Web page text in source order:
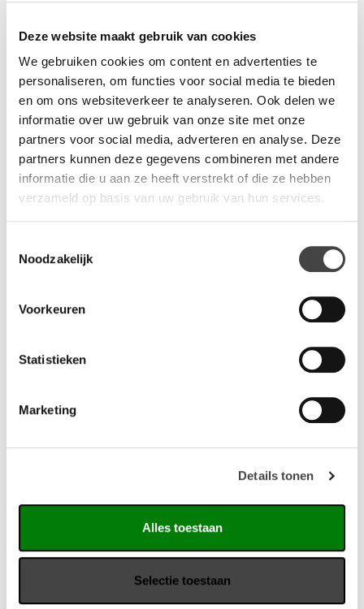
Deze website maakt gebruik van cookies
We gebruiken cookies om content en advertenties te
personaliseren, om functies voor social media te bieden
en om ons websiteverkeer te analyseren. Ook delen we
informatie over uw gebruik van onze site met onze
partners voor social media, adverteren en analyse. Deze
partners kunnen deze gegevens combineren met andere
informatie die u aan ze heeft verstrekt of die ze hebben
verzameld op basis van uw gebruik van hun services.
Noodzakelijk
Voorkeuren
Statistieken
Marketing
Details tonen
Alles toestaan
Selectie toestaan
Versluis receptiebalie Tera
Klassiek en tijdloos - de
Versluis Tera receptiebalie
verwachtingen van degenen
Versluis receptiebalie Z1
De Versluis Z1 receptiebalie
de Alpa receptiebalie trekt
Linea
Minimalisme ondersteund
dat minder meer is.…